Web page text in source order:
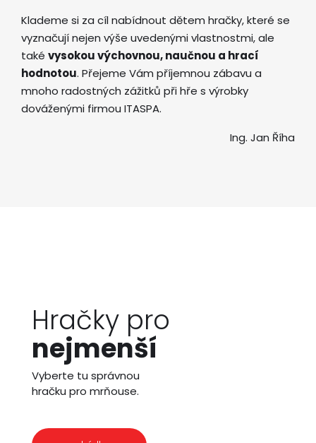
Klademe si za cíl nabídnout dětem hračky, které se
vyznačují nejen výše uvedenými vlastnostmi, ale
také vysokou výchovnou, naučnou a hrací
hodnotou. Přejeme Vám příjemnou zábavu a
mnoho radostných zážitků při hře s výrobky
dováženými firmou ITASPA.
Ing. Jan Říha
Hračky pro
nejmenší
Vyberte tu správnou
hračku pro mrňouse.